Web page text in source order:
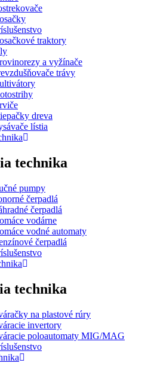
traktory
a vyžínače
trávy
dreva
lístia
technika
pumpy
čerpadlá
čerpadlá
vodárne
vodné automaty
čerpadlá
technika
na plastové rúry
invertory
poloautomaty MIG/MAG